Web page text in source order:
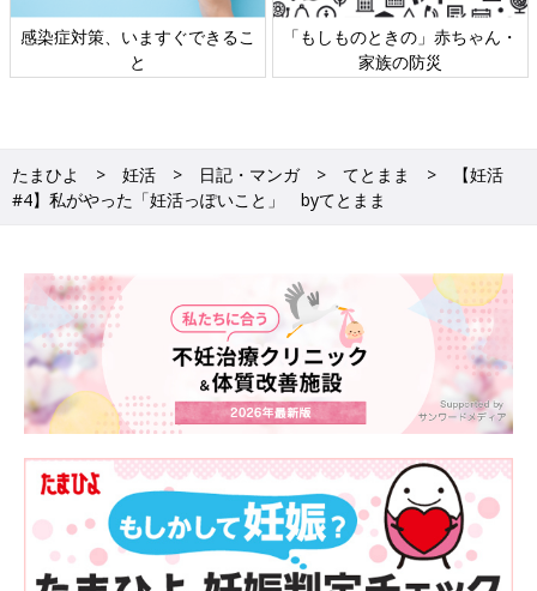
感染症対策、いますぐできるこ
と
「もしものときの」赤ちゃん・
家族の防災
たまひよ 妊活 日記・マンガ てとまま
【妊活
#4】私がやった「妊活っぽいこと」 byてとまま